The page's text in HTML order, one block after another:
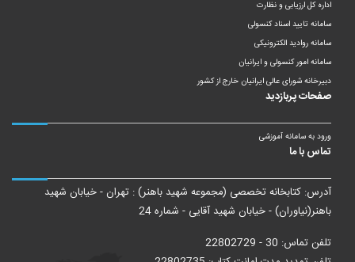
اداره کل ارزیابی و نظارت
سامانه تایید اسناد کنسولی
سامانه روادید الکترونیکی
سامانه امور کنسولی و ایرانیان
دبیرخانه شورای عالی ایرانیان خارج از کشور
صفحات پربازدید
ورود به سامانه آموزشی
تماس با ما
آدرس: کتابخانه تخصصی (مجموعه شهید باهنر) : تهران - خیابان شهید
باهنر(نیاوران) - خیابان شهید آقایی - شماره 24
تلفن تماس: 30 - 22802729